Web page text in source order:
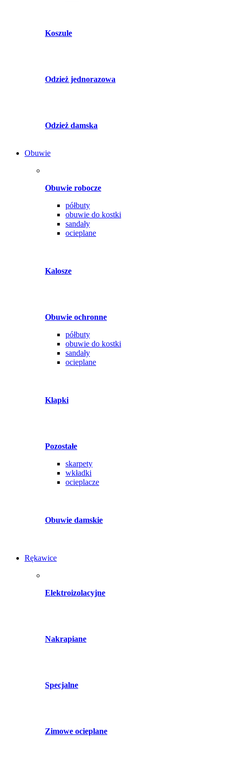
Koszule
Odzież jednorazowa
Odzież damska
Obuwie
Obuwie robocze
półbuty
obuwie do kostki
sandały
ocieplane
Kalosze
Obuwie ochronne
półbuty
obuwie do kostki
sandały
ocieplane
Klapki
Pozostałe
skarpety
wkładki
ocieplacze
Obuwie damskie
Rękawice
Elektroizolacyjne
Nakrapiane
Specjalne
Zimowe ocieplane